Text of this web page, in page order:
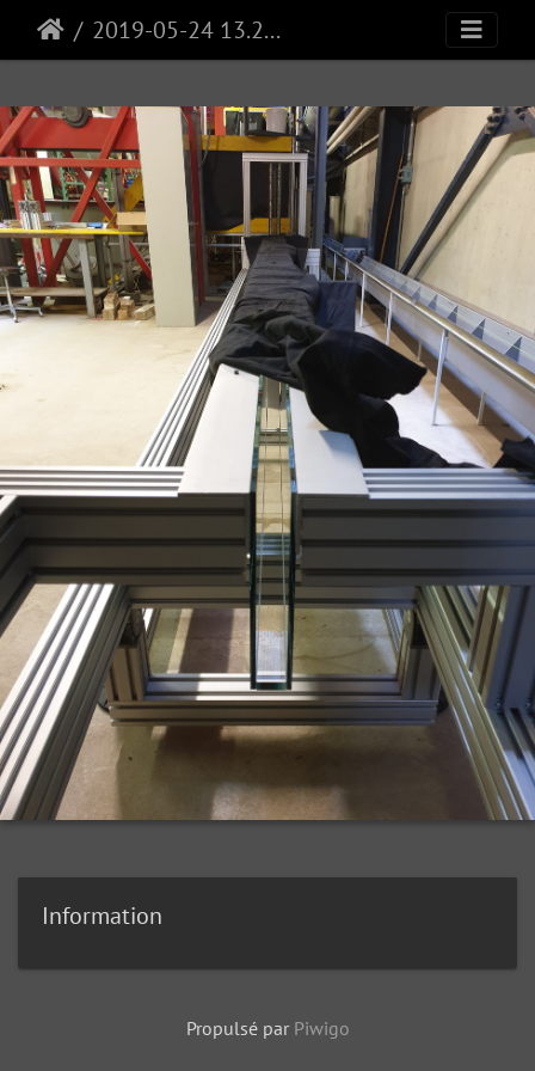
2019-05-24 13.26.39
Information
Propulsé par Piwigo